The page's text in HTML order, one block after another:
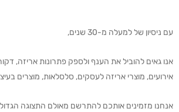
עם ניסיון של למעלה מ-30 שנים,
אנו גאים להוביל את הענף ולספק פתרונות אריזה,
אירועים, מוצרי אריזה לעסקים, סלסלאות, מוצרים
אנחנו מזמינים אותכם להתרשם מאולם התצוגה הגדול